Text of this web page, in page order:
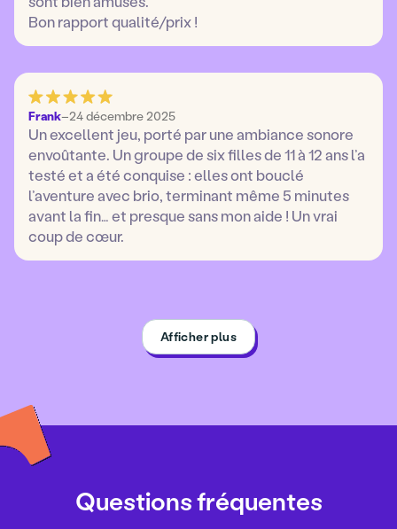
Bon rapport qualité/prix !
Frank–24 décembre 2025
Un excellent jeu, porté par une ambiance sonore
envoûtante. Un groupe de six filles de 11 à 12 ans l’a
testé et a été conquise : elles ont bouclé
l’aventure avec brio, terminant même 5 minutes
avant la fin… et presque sans mon aide ! Un vrai
coup de cœur.
Afficher plus
Questions fréquentes